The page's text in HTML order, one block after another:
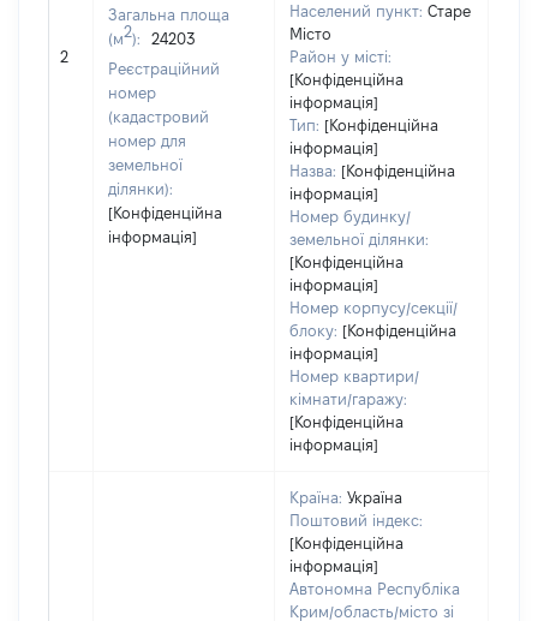
2
Загальна площа
(м2):
24203
Реєстраційний
номер
(кадастровий
номер для
земельної
ділянки):
[Конфіденційна
інформація]
Населений пункт: Старе
Місто
Район у місті:
[Конфіденційна
інформація]
Тип: [Конфіденційна
інформація]
Назва: [Конфіденційна
інформація]
Номер будинку/
земельної ділянки:
[Конфіденційна
інформація]
Номер корпусу/секції/
блоку: [Конфіденційна
інформація]
Номер квартири/
кімнати/гаражу:
[Конфіденційна
інформація]
Країна: Україна
Поштовий індекс:
[Конфіденційна
інформація]
Автономна Республіка
Крим/область/місто зі